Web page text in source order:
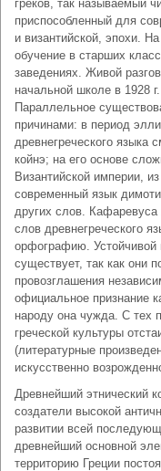
греков, так называемый
приспособленный для
и византийской, эпохи.
обучение в старших
заведениях. Живой
начальной школе в 1928
Параллельное
причинами: в период
древнегреческого языка
койнэ; на его основе
Византийской империи,
современный язык
других слов.
слов древнегреческого
орфографию. Устойчивой
существует, так как они
провозглашения
официальное признание
народу она чужда. С тех
греческой культуры
(литературные
искусственно
Древнейший этнический
создатели высокой
развитии всей
древнейший основной
территорию Греции